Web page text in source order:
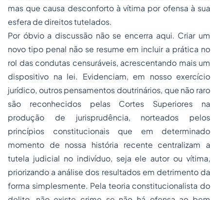
mas que causa desconforto à vítima por ofensa à sua
esfera de direitos tutelados.
Por óbvio a discussão não se encerra aqui. Criar um
novo tipo penal não se resume em incluir a prática no
rol das condutas censuráveis, acrescentando mais um
dispositivo na lei. Evidenciam, em nosso exercício
jurídico, outros pensamentos doutrinários, que não raro
são reconhecidos pelas Cortes Superiores na
produção de jurisprudência, norteados pelos
princípios constitucionais que em determinado
momento de nossa história recente centralizam a
tutela judicial no indivíduo, seja ele autor ou vítima,
priorizando a análise dos resultados em detrimento da
forma simplesmente. Pela teoria constitucionalista do